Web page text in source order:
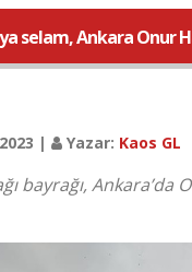
selam, Ankara Onur
| Yazar: Kaos GL
bayrağı, Ankara’da